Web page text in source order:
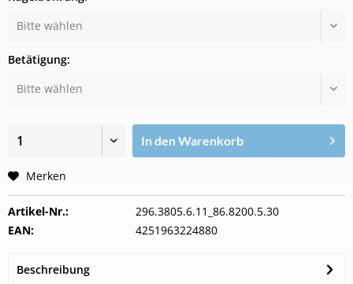
Betätigung:
In denWarenkorb
Merken
Artikel-Nr.:
296.3805.6.11_86.8200.5.30
EAN:
4251963224880
Beschreibung